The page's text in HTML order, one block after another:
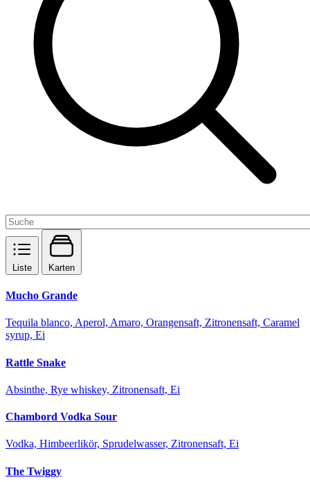
Liste Karten
Mucho Grande
Tequila blanco, Aperol, Amaro, Orangensaft, Zitronensaft, Caramel
syrup, Ei
Rattle Snake
Absinthe, Rye whiskey, Zitronensaft, Ei
Chambord Vodka Sour
Vodka, Himbeerlikör, Sprudelwasser, Zitronensaft, Ei
The Twiggy